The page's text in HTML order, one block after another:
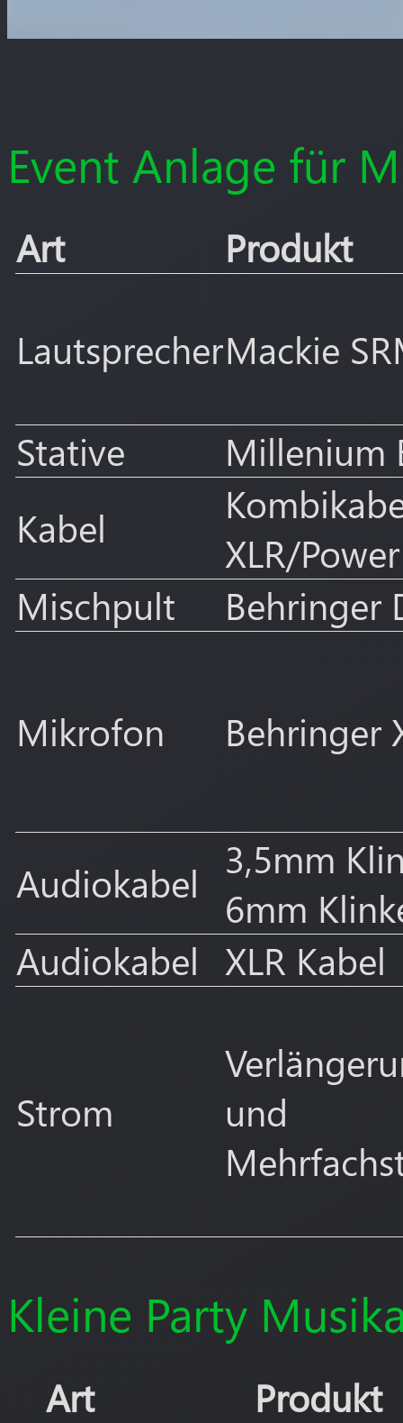
Event Anlage für
Art Produkt
LautsprecherMackie
Stative
Millenium
Kabel
XLR/Power
Mischpult
Behringer
Mikrofon Behringer
Audiokabel
3,5mm
6mm
Audiokabel XLR Kabel
Strom
und
Kleine Party
Art
Produkt